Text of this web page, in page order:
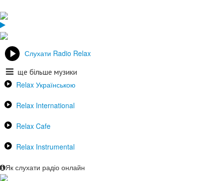
Слухати Radio Relax
ще більше музики
Relax Українською
Relax International
Relax Cafe
Relax Instrumental
Як слухати радіо онлайн